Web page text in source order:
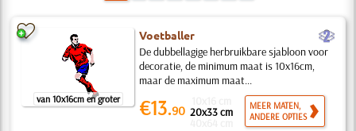
van 10x16cm en groter
Voetballer b
De dubbellagige herbruikbare sjabloon voor
decoratie, de minimum maat is 10x16cm,
maar de maximum maat...
€13.90 20x33 cm
MEER MATEN,
ANDERE OPTIES